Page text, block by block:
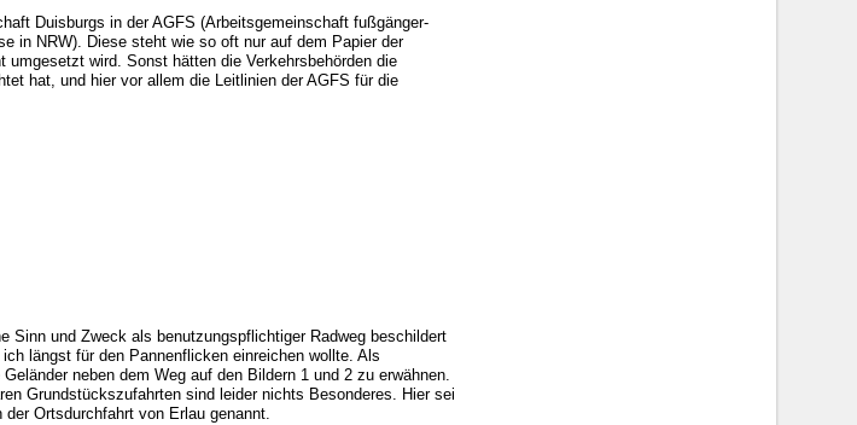
Duisburgs in der AGFS (Arbeitsgemeinschaft fußgänger-
in NRW). Diese steht wie so oft nur auf dem Papier der
wird. Sonst hätten die Verkehrsbehörden die
hat, und hier vor allem die Leitlinien der AGFS für die
Sinn und Zweck als benutzungspflichtiger Radweg beschildert
längst für den Pannenflicken einreichen wollte. Als
neben dem Weg auf den Bildern 1 und 2 zu erwähnen.
Grundstückszufahrten sind leider nichts Besonderes. Hier sei
der Ortsdurchfahrt von Erlau genannt.